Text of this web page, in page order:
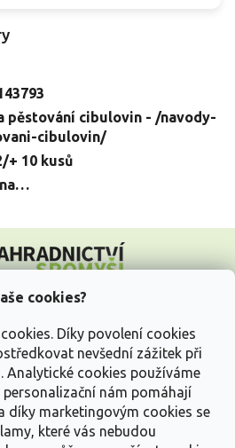
cookies?
Díky povolení cookies
nevšední zážitek při
Analytické cookies používáme
nám pomáhají
díky marketingovým cookies se
které vás nebudou
pěstování cibulovin - /navody-
cibulovin/
+ 10 kusů